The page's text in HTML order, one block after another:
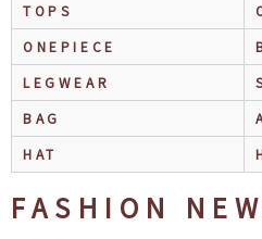
TOPS
ONEPIECE
LEGWEAR
BAG
HAT
FASHION